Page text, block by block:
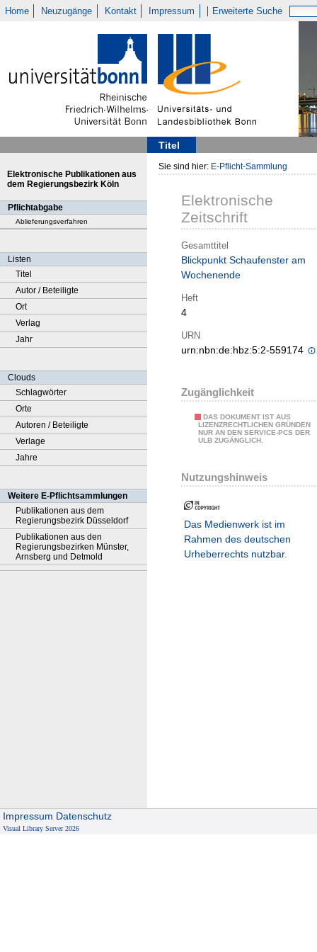
Home Neuzugänge Kontakt Impressum Erweiterte Suche
Titel
Elektronische Publikationen aus
dem Regierungsbezirk Köln
Pflichtabgabe
Ablieferungsverfahren
Listen
Titel
Autor / Beteiligte
Ort
Verlag
Jahr
Clouds
Schlagwörter
Orte
Autoren / Beteiligte
Verlage
Jahre
Weitere E-Pflichtsammlungen
Publikationen aus dem
Regierungsbezirk Düsseldorf
Publikationen aus den
Regierungsbezirken Münster,
Arnsberg und Detmold
Sie sind hier: E-Pflicht-Sammlung
Elektronische
Zeitschrift
Gesamttitel
Blickpunkt Schaufenster am
Wochenende
Heft
4
URN
urn:nbn:de:hbz:5:2-559174
Zugänglichkeit
DAS DOKUMENT IST AUS
LIZENZRECHTLICHEN GRÜNDEN
NUR AN DEN SERVICE-PCS DER
ULB ZUGÄNGLICH.
Nutzungshinweis
Das Medienwerk ist im
Rahmen des deutschen
Urheberrechts nutzbar.
Impressum Datenschutz
Visual Library Server 2026